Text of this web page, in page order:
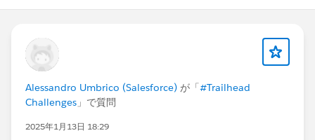
Alessandro Umbrico (Salesforce) が「#Trailhead
Challenges 」で質問
2025年1月13日 18:29